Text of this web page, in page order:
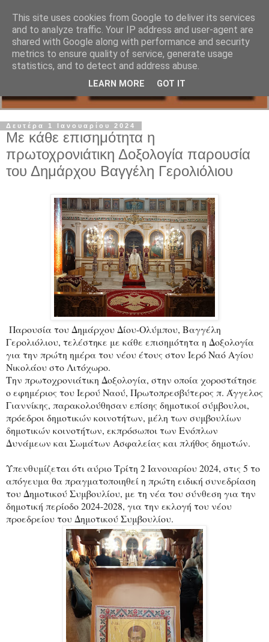
Δευτέρα 1 Ιανουαρίου 2024
Με κάθε επισημότητα η
πρωτοχρονιάτικη Δοξολογία παρουσία
του Δημάρχου Βαγγέλη Γερολιόλιου
Παρουσία του Δημάρχου Δίου-Ολύμπου, Βαγγέλη
Γερολιόλιου, τελέστηκε με κάθε επισημότητα η Δοξολογία
για την πρώτη ημέρα του νέου έτους στον Ιερό Ναό Αγίου
Νικολάου στο Λιτόχωρο.
Την πρωτοχρονιάτικη Δοξολογία, στην οποία χοροστάτησε
ο εφημέριος του Ιερού Ναού, Πρωτοπρεσβύτερος π. Άγγελος
Γιαννίκης, παρακολούθησαν επίσης δημοτικοί σύμβουλοι,
πρόεδροι δημοτικών κοινοτήτων, μέλη των συμβουλίων
δημοτικών κοινοτήτων, εκπρόσωποι των Ενόπλων
Δυνάμεων και Σωμάτων Ασφαλείας και πλήθος δημοτών.
Υπενθυμίζεται ότι αύριο Τρίτη 2 Ιανουαρίου 2024, στις 5 το
απόγευμα θα πραγματοποιηθεί η πρώτη ειδική συνεδρίαση
του Δημοτικού Συμβουλίου, με τη νέα του σύνθεση για την
δημοτική περίοδο 2024-2028, για την εκλογή του νέου
προεδρείου του Δημοτικού Συμβουλίου.
This site uses cookies from Google to deliver its services
and to analyze traffic. Your IP address and user-agent are
shared with Google along with performance and security
metrics to ensure quality of service, generate usage
statistics, and to detect and address abuse.
LEARN MORE GOT IT